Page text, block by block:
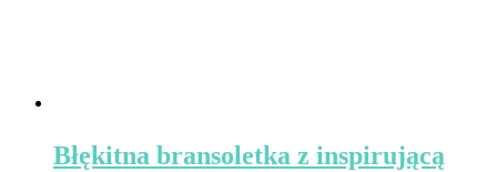
Błękitna bransoletka z inspirującą